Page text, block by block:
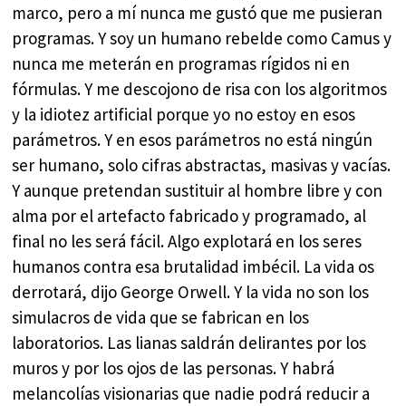
marco, pero a mí nunca me gustó que me pusieran
programas. Y soy un humano rebelde como Camus y
nunca me meterán en programas rígidos ni en
fórmulas. Y me descojono de risa con los algoritmos
y la idiotez artificial porque yo no estoy en esos
parámetros. Y en esos parámetros no está ningún
ser humano, solo cifras abstractas, masivas y vacías.
Y aunque pretendan sustituir al hombre libre y con
alma por el artefacto fabricado y programado, al
final no les será fácil. Algo explotará en los seres
humanos contra esa brutalidad imbécil. La vida os
derrotará, dijo George Orwell. Y la vida no son los
simulacros de vida que se fabrican en los
laboratorios. Las lianas saldrán delirantes por los
muros y por los ojos de las personas. Y habrá
melancolías visionarias que nadie podrá reducir a